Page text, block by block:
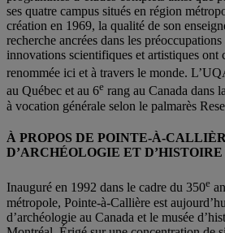
ses quatre campus situés en région
création en 1969, la qualité de son
recherche ancrées dans les
innovations scientifiques et artistiques ont
renommée ici et à travers le monde.
au Québec et au 6e rang au Canada dans
à vocation générale selon le palmarès
À PROPOS DE POINTE-À-
D’ARCHÉOLOGIE ET
Inauguré en 1992 dans le cadre du 350e
métropole, Pointe-à-Callière est
d’archéologie au Canada et le musée